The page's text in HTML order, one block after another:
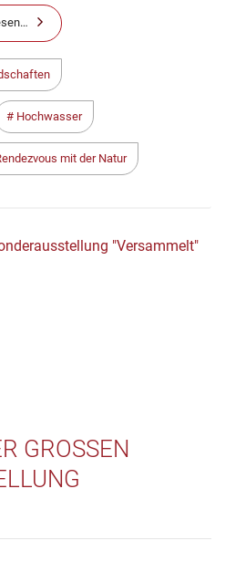
Hochwasser
mit der Natur
GROSSEN S
"